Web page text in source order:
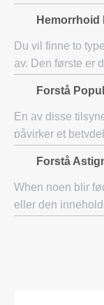
pasienten. Hvis
Du vil finne to
av. Den første er
Den eksterne
Forstå
En av disse
påvirker et
disse personene
Forstå
When noen blir
eller den